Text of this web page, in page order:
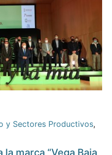
y Sectores Productivos,